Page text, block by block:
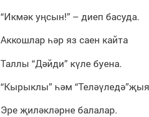
“Икмәк уңсын!” – диеп басуда.
Аккошлар һәр яз саен кайта
Таллы “Дәйди” күле буена.
“Кырыклы” һәм “Теләүледә”җыя
Эре җиләкләрне балалар.